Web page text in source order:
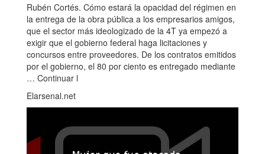
Rubén Cortés. Cómo estará la opacidad del régimen en
la entrega de la obra pública a los empresarios amigos,
que el sector más ideologizado de la 4T ya empezó a
exigir que el gobierno federal haga licitaciones y
concursos entre proveedores. De los contratos emitidos
por el gobierno, el 80 por ciento es entregado mediante
… Continuar l
Elarsenal.net